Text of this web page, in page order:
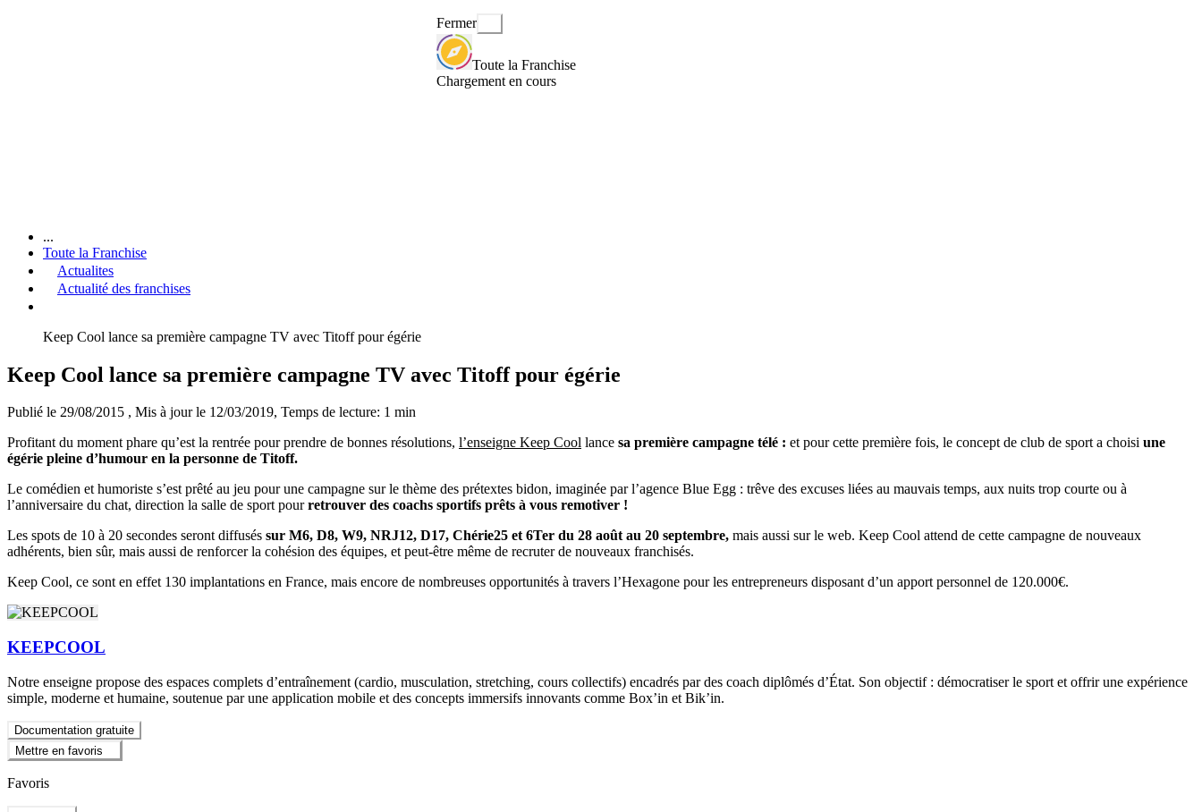
Fermer
Toute la Franchise
Chargement en cours
...
Toute la Franchise
Actualites
Actualité des franchises
Keep Cool lance sa première campagne TV avec Titoff pour égérie
Keep Cool lance sa première campagne TV avec Titoff pour égérie
Publié le 29/08/2015 , Mis à jour le 12/03/2019, Temps de lecture: 1 min
Profitant du moment phare qu’est la rentrée pour prendre de bonnes résolutions, l’enseigne Keep Cool lance sa première campagne télé : et pour cette première fois, le concept de club de sport a choisi une
égérie pleine d’humour en la personne de Titoff.
Le comédien et humoriste s’est prêté au jeu pour une campagne sur le thème des prétextes bidon, imaginée par l’agence Blue Egg : trêve des excuses liées au mauvais temps, aux nuits trop courte ou à
l’anniversaire du chat, direction la salle de sport pourretrouver des coachs sportifs prêts à vous remotiver !
Les spots de 10 à 20 secondes seront diffusés sur M6, D8, W9, NRJ12, D17, Chérie25 et 6Ter du 28 août au 20 septembre, mais aussi sur le web. Keep Cool attend de cette campagne de nouveaux
adhérents, bien sûr, mais aussi de renforcer la cohésion des équipes, et peut-être même de recruter de nouveaux franchisés.
Keep Cool, ce sont en effet 130 implantations en France, mais encore de nombreuses opportunités à travers l’Hexagone pour les entrepreneurs disposant d’un apport personnel de 120.000€.
KEEPCOOL
Notre enseigne propose des espaces complets d’entraînement (cardio, musculation, stretching, cours collectifs) encadrés par des coach diplômés d’État. Son objectif : démocratiser le sport et offrir une expérience
simple, moderne et humaine, soutenue par une application mobile et des concepts immersifs innovants comme Box’in et Bik’in.
Documentation gratuite
Mettre en favoris
Favoris